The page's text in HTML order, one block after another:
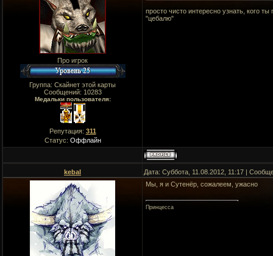
Про игрок
Группа: Скайнет этой карты
Сообщений: 10283
Медальки пользователя:
Репутация: 311
Статус: Оффлайн
просто чисто интересно узнать, кого
"цебалю"
kebal Дата: Суббота, 11.08.2012, 11:17 |
Мы, я и Сутенёр, сожалеем, ужасно
Принцесса